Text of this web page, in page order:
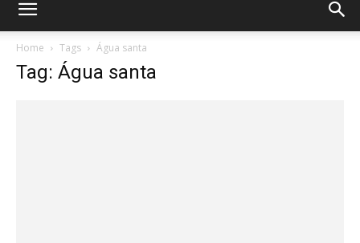
Home Tags Água santa
Tag: Água santa